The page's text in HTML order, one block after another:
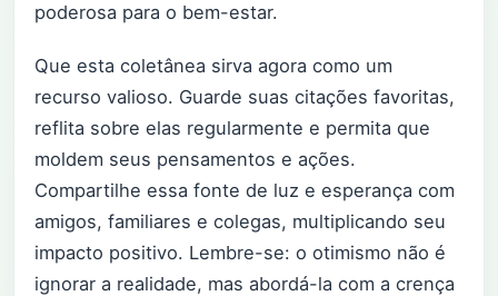
poderosa para o bem-estar.
Que esta coletânea sirva agora como um
recurso valioso. Guarde suas citações favoritas,
reflita sobre elas regularmente e permita que
moldem seus pensamentos e ações.
Compartilhe essa fonte de luz e esperança com
amigos, familiares e colegas, multiplicando seu
impacto positivo. Lembre-se: o otimismo não é
ignorar a realidade, mas abordá-la com a crença